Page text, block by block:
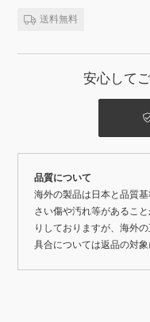
送料無料
安心して
品質について
海外の製品は日本と品質
さい傷や汚れ等があるこ
りしておりますが、海外
具合については返品の対